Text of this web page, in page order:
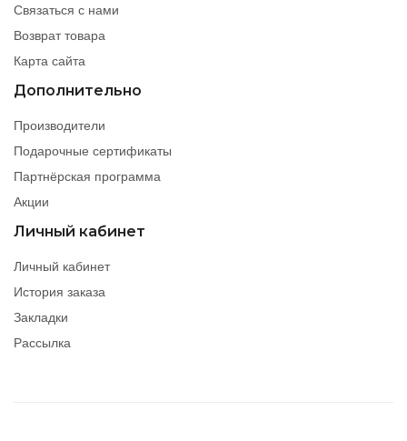
Связаться с нами
Возврат товара
Карта сайта
Дополнительно
Производители
Подарочные сертификаты
Партнёрская программа
Акции
Личный кабинет
Личный кабинет
История заказа
Закладки
Рассылка